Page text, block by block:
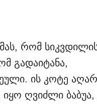
რომ
გადაიტანა,
ის კოტე აღარ
ღვიძლი ბაბუა,